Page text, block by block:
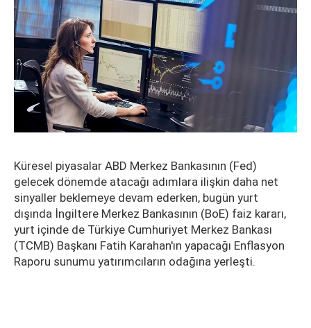
Küresel piyasalar ABD Merkez Bankasının (Fed)
gelecek dönemde atacağı adımlara ilişkin daha net
sinyaller beklemeye devam ederken, bugün yurt
dışında İngiltere Merkez Bankasının (BoE) faiz kararı,
yurt içinde de Türkiye Cumhuriyet Merkez Bankası
(TCMB) Başkanı Fatih Karahan'ın yapacağı Enflasyon
Raporu sunumu yatırımcıların odağına yerleşti.